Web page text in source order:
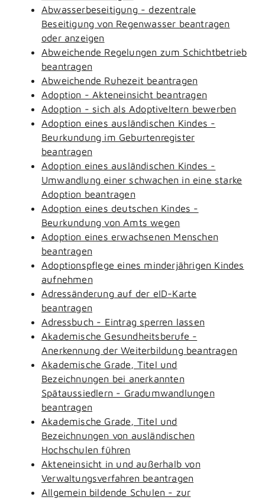
Abwasserbeseitigung - dezentrale
Beseitigung von Regenwasser beantragen
oder anzeigen
Abweichende Regelungen zum Schichtbetrieb
beantragen
Abweichende Ruhezeit beantragen
Adoption - Akteneinsicht beantragen
Adoption - sich als Adoptiveltern bewerben
Adoption eines ausländischen Kindes -
Beurkundung im Geburtenregister
beantragen
Adoption eines ausländischen Kindes -
Umwandlung einer schwachen in eine starke
Adoption beantragen
Adoption eines deutschen Kindes -
Beurkundung von Amts wegen
Adoption eines erwachsenen Menschen
beantragen
Adoptionspflege eines minderjährigen Kindes
aufnehmen
Adressänderung auf der eID-Karte
beantragen
Adressbuch - Eintrag sperren lassen
Akademische Gesundheitsberufe -
Anerkennung der Weiterbildung beantragen
Akademische Grade, Titel und
Bezeichnungen bei anerkannten
Spätaussiedlern - Gradumwandlungen
beantragen
Akademische Grade, Titel und
Bezeichnungen von ausländischen
Hochschulen führen
Akteneinsicht in und außerhalb von
Verwaltungsverfahren beantragen
Allgemein bildende Schulen - zur